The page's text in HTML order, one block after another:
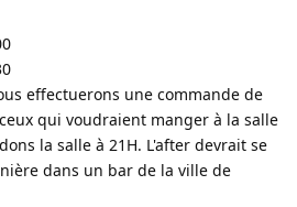
effectuerons une commande de
qui voudraient manger à la salle
la salle à 21H. L'after devrait se
dans un bar de la ville de